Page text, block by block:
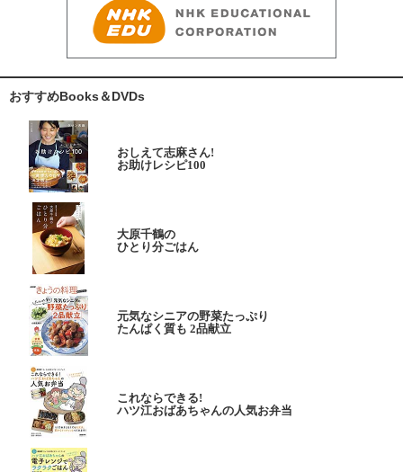
おすすめBooks＆DVDs
おしえて志麻さん!
お助けレシピ100
大原千鶴の
ひとり分ごはん
元気なシニアの野菜たっぷり
たんぱく質も 2品献立
これならできる!
ハツ江おばあちゃんの人気お弁当